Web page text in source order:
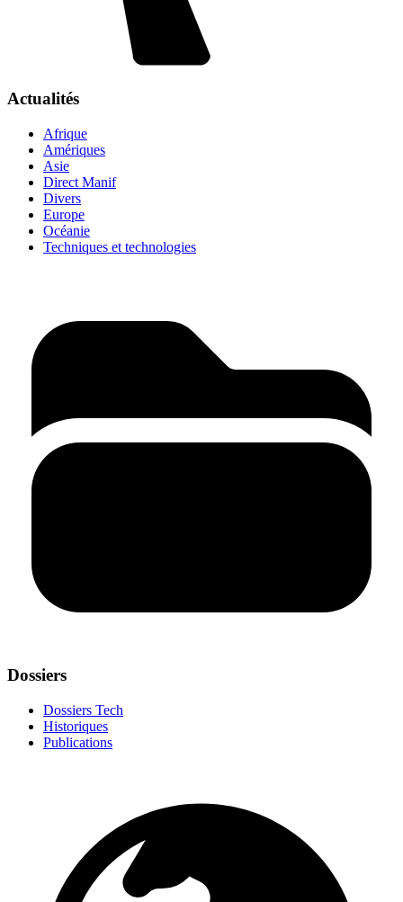
Actualités
Afrique
Amériques
Asie
Direct Manif
Divers
Europe
Océanie
Techniques et technologies
Dossiers
Dossiers Tech
Historiques
Publications